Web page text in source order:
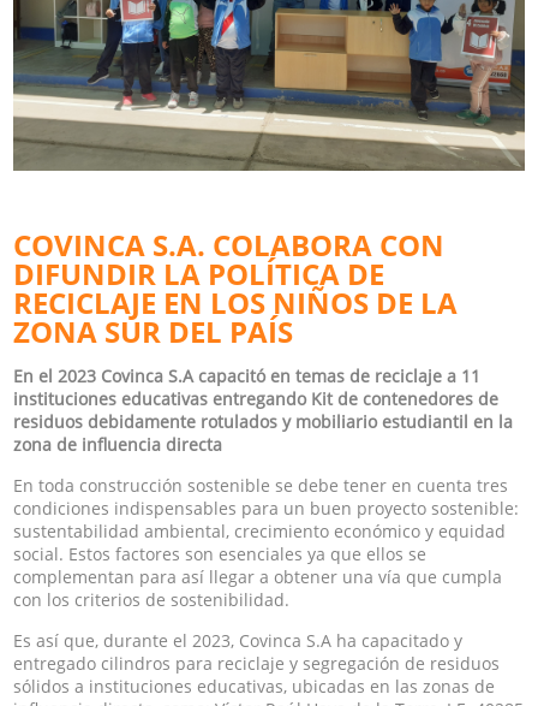
COVINCA S.A. COLABORA CON
DIFUNDIR LA POLÍTICA DE
RECICLAJE EN LOS NIÑOS DE LA
ZONA SUR DEL PAÍS
En el 2023 Covinca S.A capacitó en temas de reciclaje a 11
instituciones educativas entregando Kit de contenedores de
residuos debidamente rotulados y mobiliario estudiantil en la
zona de influencia directa
En toda construcción sostenible se debe tener en cuenta tres
condiciones indispensables para un buen proyecto sostenible:
sustentabilidad ambiental, crecimiento económico y equidad
social. Estos factores son esenciales ya que ellos se
complementan para así llegar a obtener una vía que cumpla
con los criterios de sostenibilidad.
Es así que, durante el 2023, Covinca S.A ha capacitado y
entregado cilindros para reciclaje y segregación de residuos
sólidos a instituciones educativas, ubicadas en las zonas de